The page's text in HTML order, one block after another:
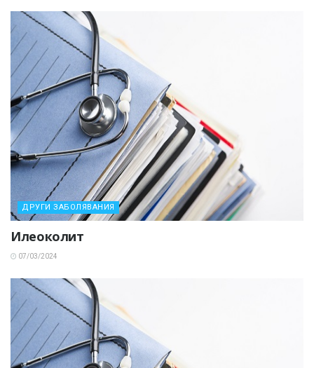
ДРУГИ ЗАБОЛЯВАНИЯ
Илеоколит
07/03/2024